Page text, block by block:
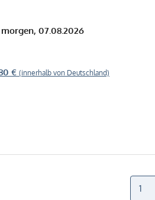
morgen, 07.08.2026
€ (innerhalb von Deutschland)